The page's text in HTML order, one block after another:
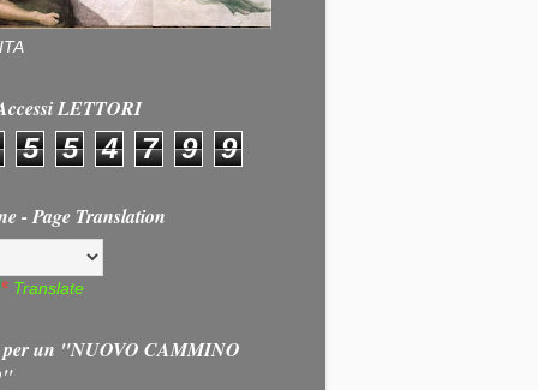
LETTORI
5 5 4 7 9 9
- Page Translation
Translate
per un "NUOVO CAMMINO